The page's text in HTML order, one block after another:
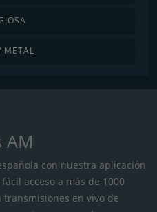
METAL
AM
con nuestra aplicación
acceso a más de 1000
transmisiones en vivo de